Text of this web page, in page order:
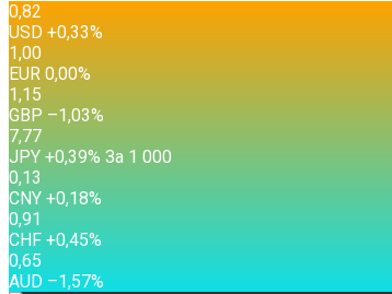
0,82
USD +0,33%
1,00
EUR 0,00%
1,15
GBP –1,03%
7,77
JPY +0,39% За 1 000
0,13
CNY +0,18%
0,91
CHF +0,45%
0,65
AUD –1,57%